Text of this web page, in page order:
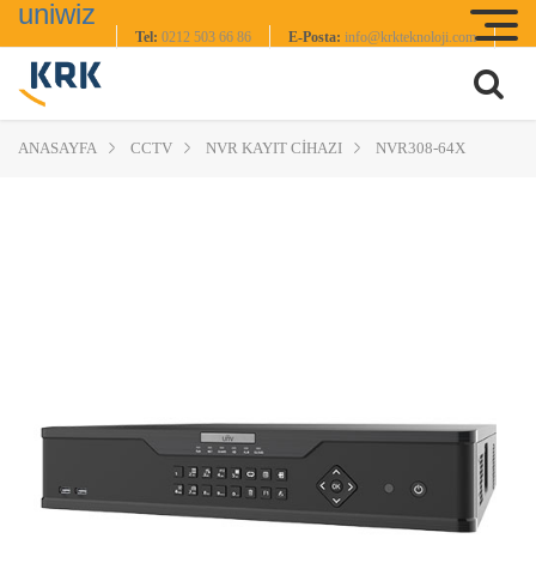
uniwiz
Tel: 0212 503 66 86 E-Posta: info@krkteknoloji.com
ANASAYFA CCTV NVR KAYIT CİHAZI NVR308-64X